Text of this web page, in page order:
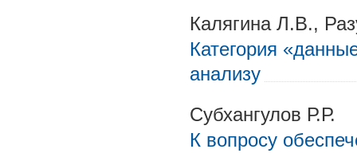
Калягина Л.В.,
Категория
анализу
Субхангулов Р.Р.
К вопросу